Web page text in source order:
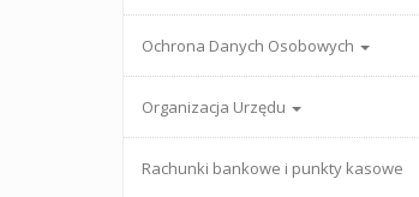
Ochrona Danych Osobowych
Organizacja Urzędu
Rachunki bankowe i punkty kasowe